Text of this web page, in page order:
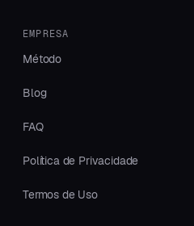
EMPRESA
Método
Blog
FAQ
Política de Privacidade
Termos de Uso